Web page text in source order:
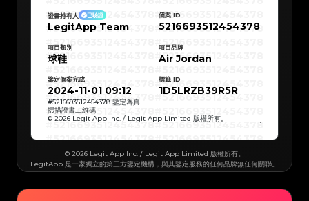
#5216693512454378
#5216693512454378
#5216693512454378
#5216693512454378
#5216693512454378
#5216693512454378
#5216693512454378
#5216693512454378
#5216693512454378
#5216693512454378
#5216693512454378
#5216693512454378
#5216693512454378
#5216693512454378#5216693512454378
#5216693512454378#5216693512454378
#5216693512454378#5216693512454378
#5216693512454378#5216693512454378
#5216693512454378#5216693512454378
#5216693512454378
#5216693512454378
#5216693512454378
#5216693512454378
#5216693512454378
#5216693512454378
#5216693512454378
#5216693512454378
#5216693512454378
#5216693512454378
#5216693512454378
#5216693512454378
#5216693512454378
#5216693512454378#5216693512454378
#5216693512454378#5216693512454378
#5216693512454378#5216693512454378
#5216693512454378 #5216693512454378
證書持有人 已驗證
LegitApp Team
個案 ID
5216693512454378
項目類別
球鞋
項目品牌
Air Jordan
鑒定個案完成
2024-11-01 09:12
標籤 ID
1D5LRZB39R5R
#5216693512454378 鑒定為真
掃描證書二維碼
© 2026 Legit App Inc. / Legit App Limited 版權所有。
© 2026 Legit App Inc. / Legit App Limited 版權所有。
LegitApp 是一家獨立的第三方鑒定機構，與其鑒定服務的任何品牌無任何關聯。